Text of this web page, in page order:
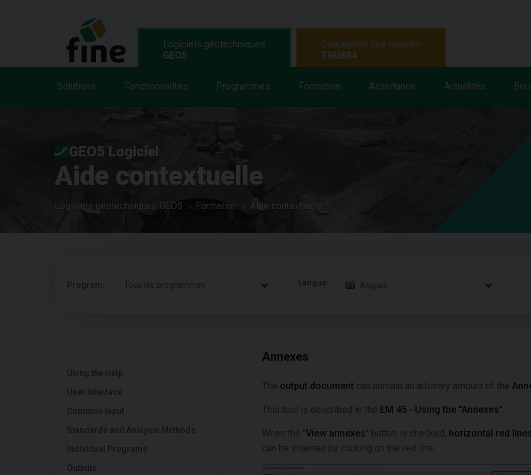
Logiciels géotechniques
GEO5
Solutions Fonctionnalités Programmes Formation Assistance Actualités
Conception des toitures
TRUSS4
GEO5 Logiciel
Aide contextuelle
Logiciels géotechniques GEO5 Formation Aide contextuelle
Program: Tous les programmes Langue: Anglais
Using the Help
User Interface
Common Input
Standards and Analysis Methods
Individual Programs
Outputs
Annexes
The output document can contain an arbitrary amount of the
This tool is described in the EM 45 - Using the "Annexes"
When the "View annexes" button is checked, horizontal red
can be inserted by clicking on the red line.